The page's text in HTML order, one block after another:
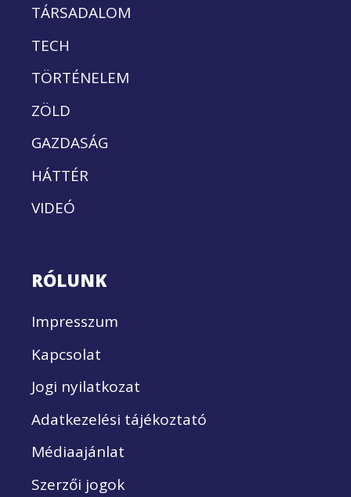
TÁRSADALOM
TECH
TÖRTÉNELEM
ZÖLD
GAZDASÁG
HÁTTÉR
VIDEÓ
RÓLUNK
Impresszum
Kapcsolat
Jogi nyilatkozat
Adatkezelési tájékoztató
Médiaajánlat
Szerzői jogok